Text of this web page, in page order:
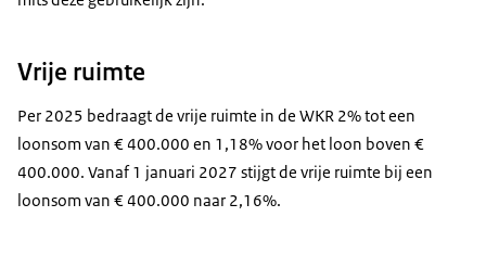
Vrije ruimte
Per 2025 bedraagt de vrije ruimte in de WKR 2% tot een
loonsom van € 400.000 en 1,18% voor het loon boven €
400.000. Vanaf 1 januari 2027 stijgt de vrije ruimte bij een
loonsom van € 400.000 naar 2,16%.